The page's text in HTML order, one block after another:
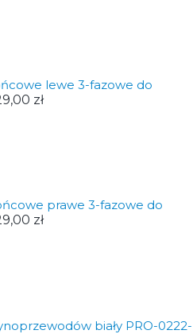
lewe 3-fazowe do
zł
prawe 3-fazowe do
zł
biały PRO-0222-